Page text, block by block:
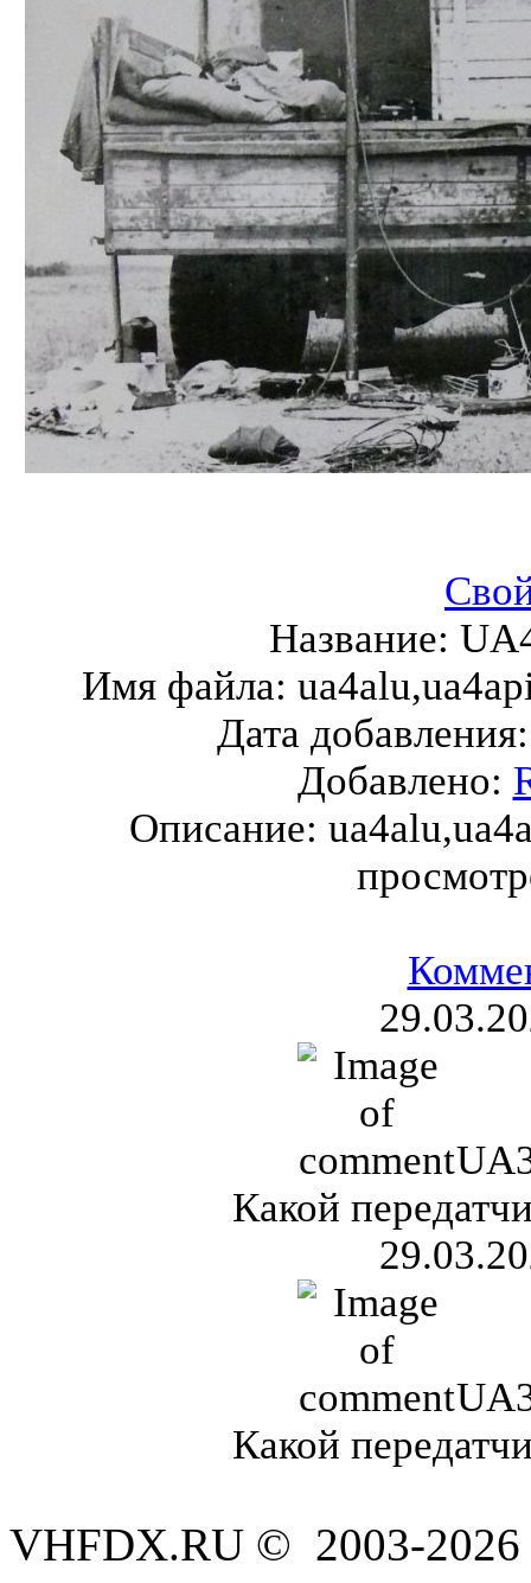
Название:
Имя файла:
Дата
Добавлено:
Описание:
Какой
Какой
VHFDX.RU © 2003-2026